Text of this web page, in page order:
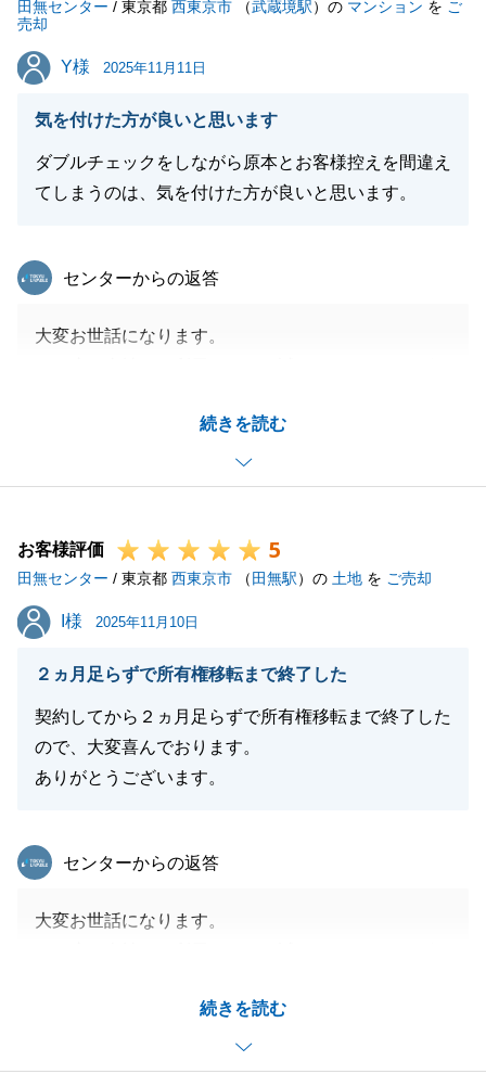
田無センター / 東京都 西東京市 （武蔵境駅）の マンション を ご
売却
Y様
Y様 2025年11月11日
気を付けた方が良いと思います
ダブルチェックをしながら原本とお客様控えを間違え
てしまうのは、気を付けた方が良いと思います。
続きを読む
東急リバブル
センターからの返答
大変お世話になります。
販売開始から売買契約、決済までとスピーディーに対
応することができ大変嬉しく思います。
また、ご指摘いただいた内容をもとに精進して参りま
今後また不動産に関してご要望などございましたいつ
でもご連絡お待ちしております。
よろしくお願いいたします。
お客様評価 5
田無センター / 東京都 西東京市 （ 田無駅）の 土地 を ご売却
I様
I様 2025年11月10日
２ヵ月足らずで所有権移転まで終了した
契約してから２ヵ月足らずで所有権移転まで終了した
ので、大変喜んでおります。
ありがとうございます。
続きを読む
東急リバブル
センターからの返答
大変お世話になります。
契約から決済までに測量業務や解体作業などございま